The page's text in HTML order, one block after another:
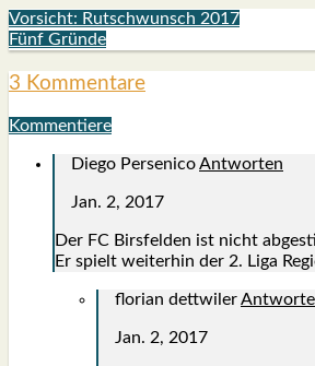
Vorsicht: Rutschwunsch 2017
Fünf Gründe
3 Kommentare
Kommentiere
Diego PersenicoAntworten
Jan. 2, 2017
Der FC Birs­fel­den ist nicht
Er spielt wei­ter­hin der 2. Liga
florian dettwiler
Jan. 2, 2017